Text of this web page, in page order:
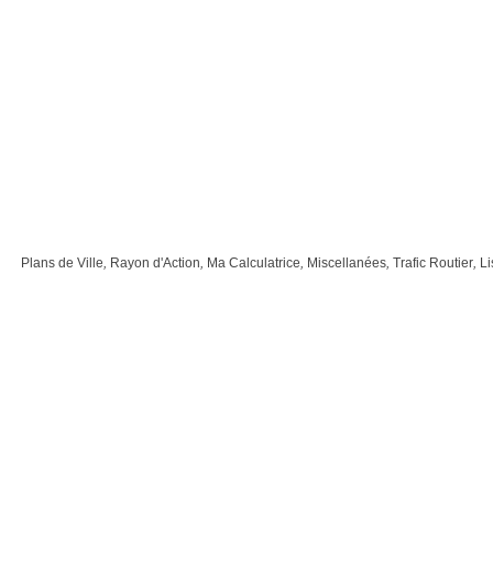
Plans de Ville, Rayon d'Action, Ma Calculatrice, Miscellanées, Trafic Routier,